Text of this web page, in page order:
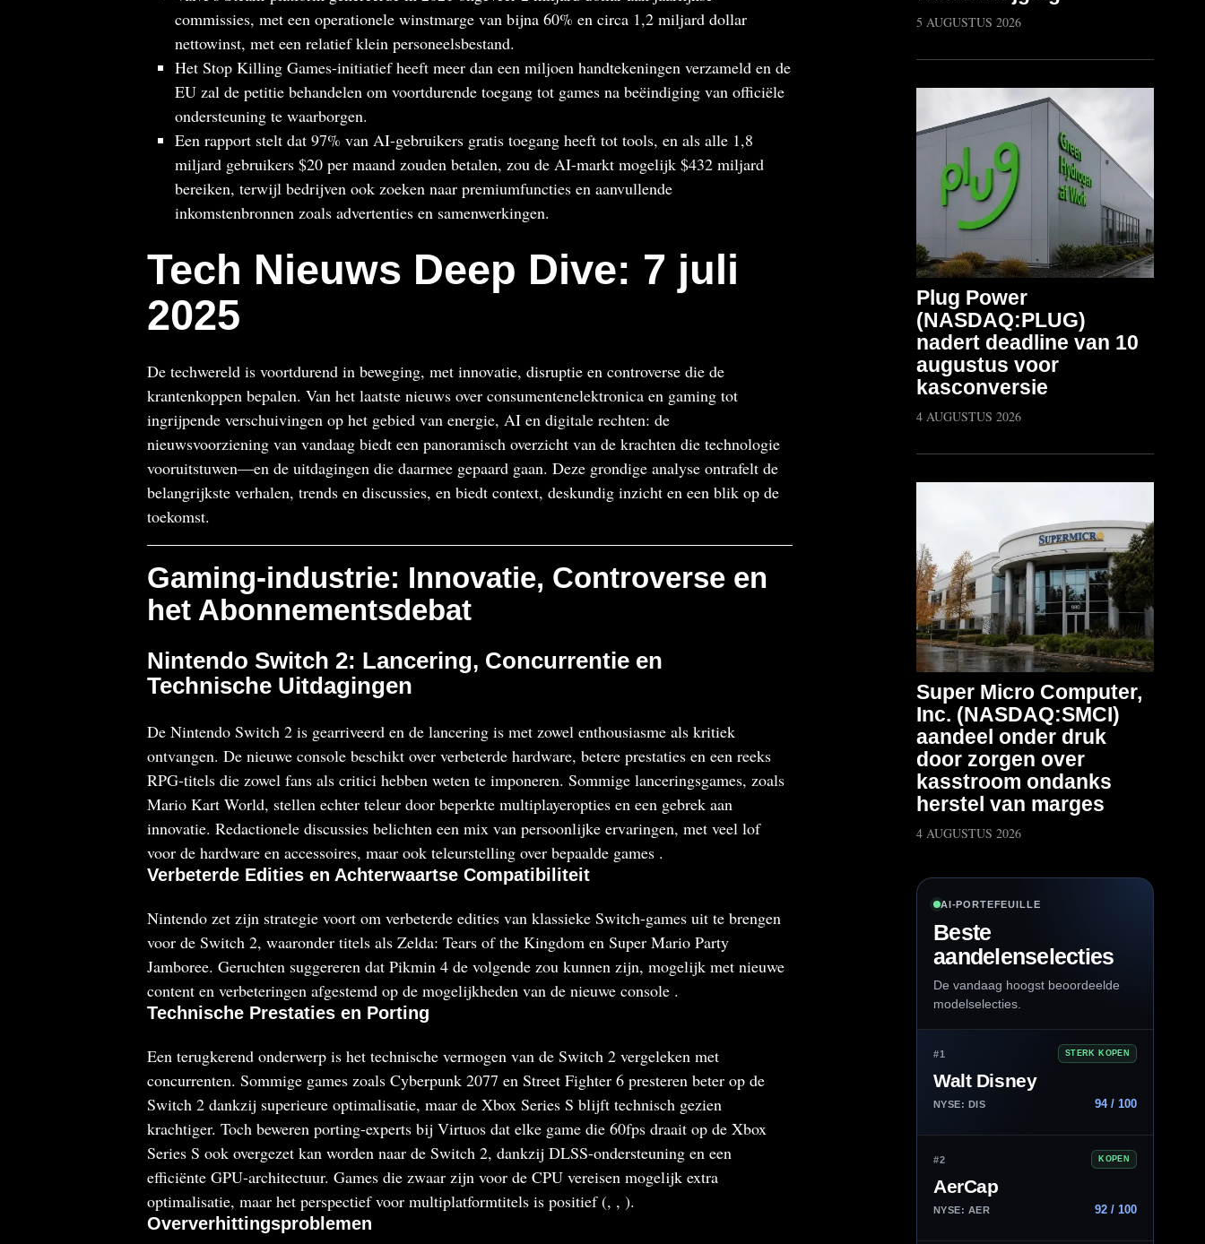
commissies, met een operationele winstmarge van bijna 60% en circa 1,2 miljard dollar
nettowinst, met een relatief klein personeelsbestand.
Het Stop Killing Games-initiatief heeft meer dan een miljoen handtekeningen verzameld en de
EU zal de petitie behandelen om voortdurende toegang tot games na beëindiging van officiële
ondersteuning te waarborgen.
Een rapport stelt dat 97% van AI-gebruikers gratis toegang heeft tot tools, en als alle 1,8
miljard gebruikers $20 per maand zouden betalen, zou de AI-markt mogelijk $432 miljard
bereiken, terwijl bedrijven ook zoeken naar premiumfuncties en aanvullende
inkomstenbronnen zoals advertenties en samenwerkingen.
Tech Nieuws Deep Dive: 7 juli
2025
De techwereld is voortdurend in beweging, met innovatie, disruptie en controverse die de
krantenkoppen bepalen. Van het laatste nieuws over consumentenelektronica en gaming tot
ingrijpende verschuivingen op het gebied van energie, AI en digitale rechten: de
nieuwsvoorziening van vandaag biedt een panoramisch overzicht van de krachten die technologie
vooruitstuwen—en de uitdagingen die daarmee gepaard gaan. Deze grondige analyse ontrafelt de
belangrijkste verhalen, trends en discussies, en biedt context, deskundig inzicht en een blik op de
toekomst.
Gaming-industrie: Innovatie, Controverse en
het Abonnementsdebat
Nintendo Switch 2: Lancering, Concurrentie en
Technische Uitdagingen
De Nintendo Switch 2 is gearriveerd en de lancering is met zowel enthousiasme als kritiek
ontvangen. De nieuwe console beschikt over verbeterde hardware, betere prestaties en een reeks
RPG-titels die zowel fans als critici hebben weten te imponeren. Sommige lanceringsgames, zoals
Mario Kart World, stellen echter teleur door beperkte multiplayeropties en een gebrek aan
innovatie. Redactionele discussies belichten een mix van persoonlijke ervaringen, met veel lof
voor de hardware en accessoires, maar ook teleurstelling over bepaalde games .
Verbeterde Edities en Achterwaartse Compatibiliteit
Nintendo zet zijn strategie voort om verbeterde edities van klassieke Switch-games uit te brengen
voor de Switch 2, waaronder titels als Zelda: Tears of the Kingdom en Super Mario Party
Jamboree. Geruchten suggereren dat Pikmin 4 de volgende zou kunnen zijn, mogelijk met nieuwe
content en verbeteringen afgestemd op de mogelijkheden van de nieuwe console .
Technische Prestaties en Porting
Een terugkerend onderwerp is het technische vermogen van de Switch 2 vergeleken met
concurrenten. Sommige games zoals Cyberpunk 2077 en Street Fighter 6 presteren beter op de
Switch 2 dankzij superieure optimalisatie, maar de Xbox Series S blijft technisch gezien
krachtiger. Toch beweren porting-experts bij Virtuos dat elke game die 60fps draait op de Xbox
Series S ook overgezet kan worden naar de Switch 2, dankzij DLSS-ondersteuning en een
efficiënte GPU-architectuur. Games die zwaar zijn voor de CPU vereisen mogelijk extra
optimalisatie, maar het perspectief voor multiplatformtitels is positief (, , ).
Oververhittingsproblemen
5 AUGUSTUS 2026
Plug Power
(NASDAQ:PLUG)
nadert deadline van 10
augustus voor
kasconversie
4 AUGUSTUS 2026
Super Micro Computer,
Inc. (NASDAQ:SMCI)
aandeel onder druk
door zorgen over
kasstroom ondanks
herstel van marges
4 AUGUSTUS 2026
AI-PORTEFEUILLE
Beste
aandelenselecties
De vandaag hoogst beoordeelde
modelselecties.
#1 STERK KOPEN
Walt Disney
NYSE: DIS 94 / 100
#2 KOPEN
AerCap
NYSE: AER 92 / 100